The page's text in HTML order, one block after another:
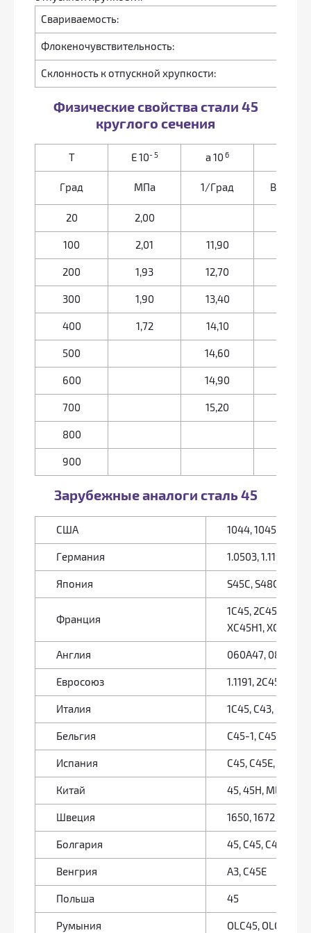
Свариваемость:
Флокеночувствительность:
Склонность к отпускной хрупкости:
Физические свойства стали 45
круглого сечения
T E 10- 5 a10 6
Град МПа 1/Град Вт/
20 2,00
100 2,01 11,90
200 1,93 12,70
300 1,90 13,40
400 1,72 14,10
500 14,60
600 14,90
700 15,20
800
900
Зарубежные аналоги сталь 45
США 1044, 1045,
Германия 1.0503, 1.1191,
Япония S45C, S48C,
Франция
1C45, 2C45, AF65,
XC45H1, XC48,
Англия 060A47, 080M,
Евросоюз 1.1191, 2C45, C45,
Италия 1C45, C43, C45,
Бельгия C45-1, C45-2, C46
Испания C45, C45E, C45k,
Китай 45, 45H, ML45,
Швеция 1650, 1672
Болгария 45, C45, C45E
Венгрия A3, C45E
Польша 45
Румыния OLC45, OLC45q,